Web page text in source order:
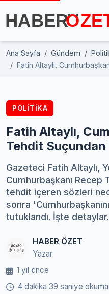
Ana Sayfa Gündem
Fatih Altaylı,
POLITIKA
Fatih Altaylı,
Tehdit Suçundan
Gazeteci Fatih Altaylı,
Cumhurbaşkanı
tehdit içeren sözleri
sonra
tutuklandı. İşte
HABER ÖZET
Yazar
1 yıl önce
4 dakika 39 saniye okuma